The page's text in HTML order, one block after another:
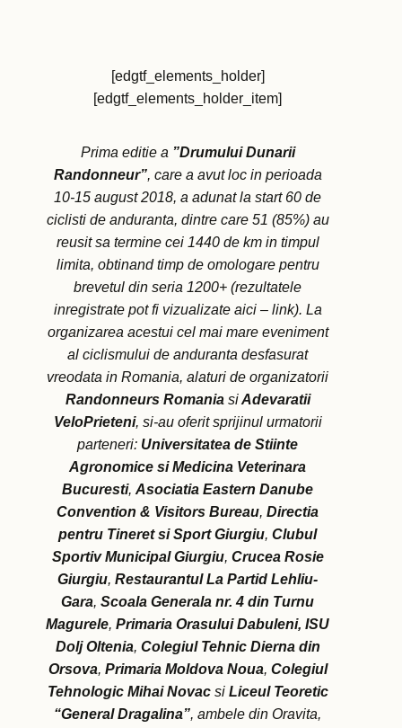
[edgtf_elements_holder]
[edgtf_elements_holder_item]
Prima editie a ”Drumului Dunarii
Randonneur”, care a avut loc in perioada
10-15 august 2018, a adunat la start 60 de
ciclisti de anduranta, dintre care 51 (85%) au
reusit sa termine cei 1440 de km in timpul
limita, obtinand timp de omologare pentru
brevetul din seria 1200+ (rezultatele
inregistrate pot fi vizualizate aici – link). La
organizarea acestui cel mai mare eveniment
al ciclismului de anduranta desfasurat
vreodata in Romania, alaturi de organizatorii
Randonneurs RomaniasiAdevaratii
VeloPrieteni, si-au oferit sprijinul urmatorii
parteneri: Universitatea de Stiinte
Agronomice si Medicina Veterinara
Bucuresti, Asociatia Eastern Danube
Convention & Visitors Bureau, Directia
pentru Tineret si Sport Giurgiu, Clubul
Sportiv Municipal Giurgiu, Crucea Rosie
Giurgiu, Restaurantul La Partid Lehliu-
Gara, Scoala Generala nr. 4 din Turnu
Magurele, Primaria Orasului Dabuleni, ISU
Dolj Oltenia, Colegiul Tehnic Dierna din
Orsova, Primaria Moldova Noua, Colegiul
Tehnologic Mihai Novac siLiceul Teoretic
“General Dragalina”, ambele din Oravita,